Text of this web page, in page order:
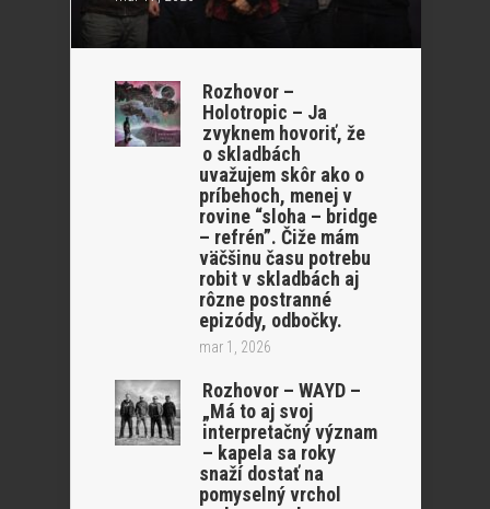
Rozhovor –
Holotropic – Ja
zvyknem hovoriť, že
o skladbách
uvažujem skôr ako o
príbehoch, menej v
rovine “sloha – bridge
– refrén”. Čiže mám
väčšinu času potrebu
robit v skladbách aj
rôzne postranné
epizódy, odbočky.
mar 1, 2026
Rozhovor – WAYD –
„Má to aj svoj
interpretačný význam
– kapela sa roky
snaží dostať na
pomyselný vrchol